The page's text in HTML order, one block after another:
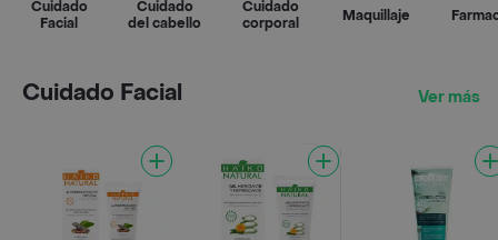
Cuidado
Facial
Cuidado
del cabello
Cuidado
corporal
Maquillaje
Cuidado Facial Ver más